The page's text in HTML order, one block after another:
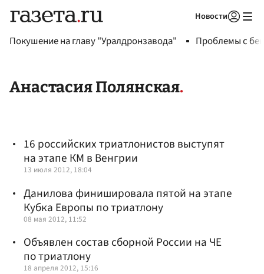
Новости
Покушение на главу "Уралдронзавода" Проблемы с
Анастасия Полянская
16 российских триатлонистов выступят
на этапе КМ в Венгрии
13 июля 2012, 18:04
Данилова финишировала пятой на этапе
Кубка Европы по триатлону
08 мая 2012, 11:52
Объявлен состав сборной России на ЧЕ
по триатлону
18 апреля 2012, 15:16